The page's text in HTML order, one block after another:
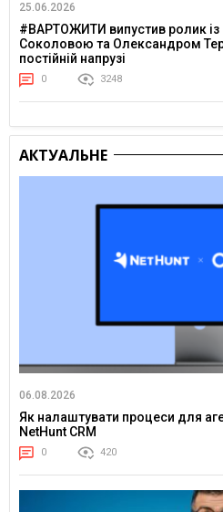
25.06.2026
#ВАРТОЖИТИ випустив ролик
Соколовою та Олександром
постійній напрузі
0 3248
АКТУАЛЬНЕ
06.08.2026
Як налаштувати процеси для
NetHunt CRM
0 420